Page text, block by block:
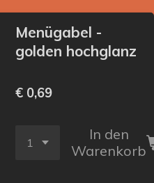
Menügabel -
golden hochglanz
€ 0,69
In den
Warenkorb